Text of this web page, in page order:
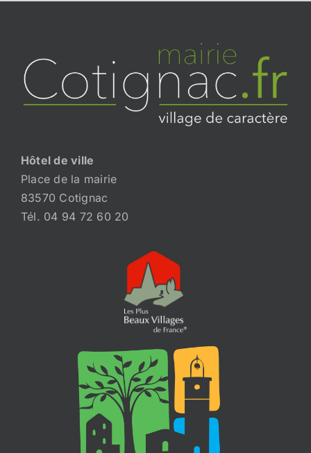
Hôtel de ville
Place de la mairie
83570 Cotignac
Tél. 04 94 72 60 20